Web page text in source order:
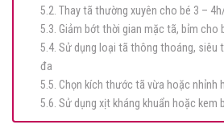
5.2. Thay tã thường xuyên cho bé 3 –
5.3. Giảm bớt thời gian mặc tã, bỉm cho
5.4. Sử dụng loại tã thông thoáng, siêu
đa
5.5. Chọn kích thước tã vừa hoặc nhỉnh
5.6. Sử dụng xịt kháng khuẩn hoặc kem